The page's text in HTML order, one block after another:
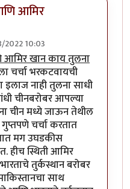
आमिर
2022 10:03
डॉक्टरbyजेम्स वांड
आमिर खान काय तुलना
चर्चा भरकटवायची
नाही तुलना साधी
चीनबरोबर आपल्या
चीन मध्ये जाऊन तेथील
चर्चा करतात
मग उघडकीस
हीच स्थिती आमिर
तुर्कस्थान बरोबर
पाकिस्तानचा साथ